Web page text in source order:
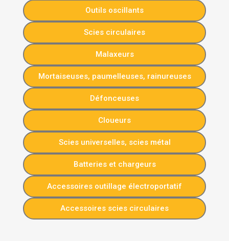
Outils oscillants
Scies circulaires
Malaxeurs
Mortaiseuses, paumelleuses, rainureuses
Défonceuses
Cloueurs
Scies universelles, scies métal
Batteries et chargeurs
Accessoires outillage électroportatif
Accessoires scies circulaires